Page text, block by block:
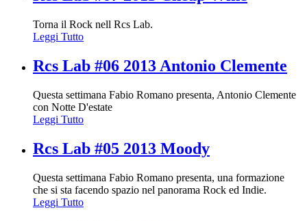
Torna il Rock nell Rcs Lab.
Leggi Tutto
Rcs Lab #06 2013 Antonio Clemente
Questa settimana Fabio Romano presenta, Antonio Clemente
con Notte D'estate
Leggi Tutto
Rcs Lab #05 2013 Moody
Questa settimana Fabio Romano presenta, una formazione
che si sta facendo spazio nel panorama Rock ed Indie.
Leggi Tutto